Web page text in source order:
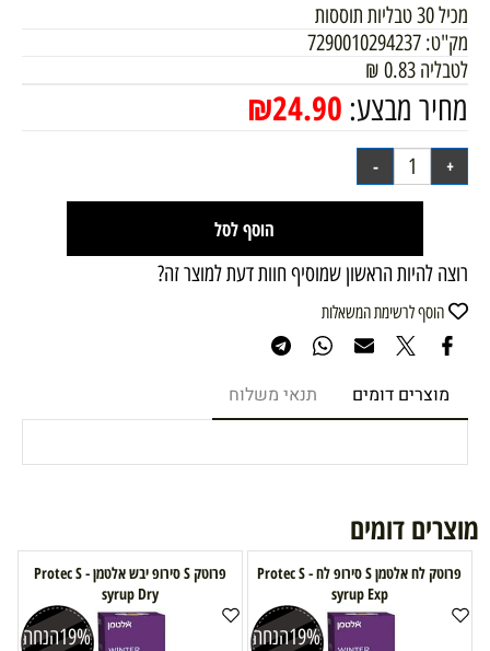
מכיל 30 טבליות תוססות
מק"ט: 7290010294237
לטבליה 0.83
₪
מחיר מבצע: ₪24.90
הוסף לסל
רוצה להיות הראשון שמוסיף חוות דעת למוצר זה?
הוסף לרשימת המשאלות
מוצרים דומים תנאי משלוח
מוצרים דומים
פרוטק לח אלטמן S סירופ לח - Protec S
syrup Exp
19%הנחה
פרוטק S סירופ יבש אלטמן - Protec S
syrup Dry
19%הנחה